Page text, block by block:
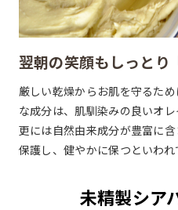
翌朝の笑顔もしっとり
厳しい乾燥からお肌を守るた
な成分は、肌馴染みの良いオレ
更には自然由来成分が豊富に
保護し、健やかに保つといわれ
未精製シア